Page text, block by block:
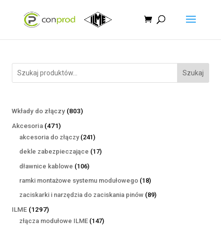
Szukaj
Wkłady do złączy 803803
Akcesoria 471471
produktów
akcesoria do złączy 241241
produktów
dekle zabezpieczające 1717
dławnice kablowe 106106
produktów
ramki montażowe systemu modułowego 1818
produktów
zaciskarki i narzędzia do zaciskania pinów 8989
ILME 12971297
produktów
złącza modułowe ILME 147147